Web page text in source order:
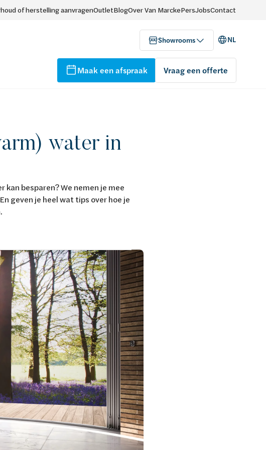
of herstelling aanvragenOutletBlogOver Van MarckePersJobsContact
Showrooms NL
Maak een afspraak Vraag een offerte
water in
besparen? We nemen je mee
geven je heel wat tips over hoe je